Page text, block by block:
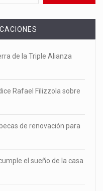
de la Triple Alianza
Rafael Filizzola sobre
de renovación para
el sueño de la casa